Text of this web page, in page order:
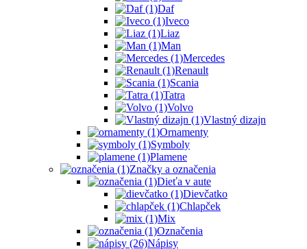
Daf
Iveco
Liaz
Man
Mercedes
Renault
Scania
Tatra
Volvo
Vlastný dizajn
Ornamenty
Symboly
Plamene
Značky a označenia
Dieťa v aute
Dievčatko
Chlapček
Mix
Označenia
Nápisy